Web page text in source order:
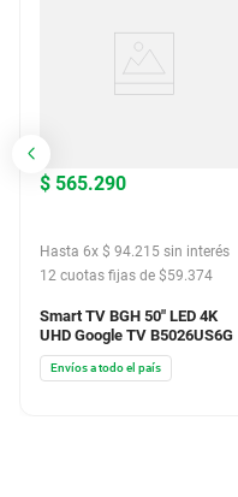
$ 565.290
Hasta 6x $ 94.215 sin interés
12 cuotas fijas de $59.374
Smart TV BGH 50" LED 4K
UHD Google TV B5026US6G
Envíos a todo el país